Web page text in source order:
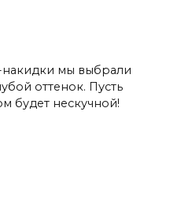
мы выбрали
оттенок. Пусть
будет нескучной!